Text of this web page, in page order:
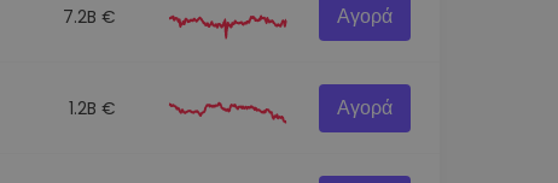
7.2B € Αγορά
1.2B € Αγορά